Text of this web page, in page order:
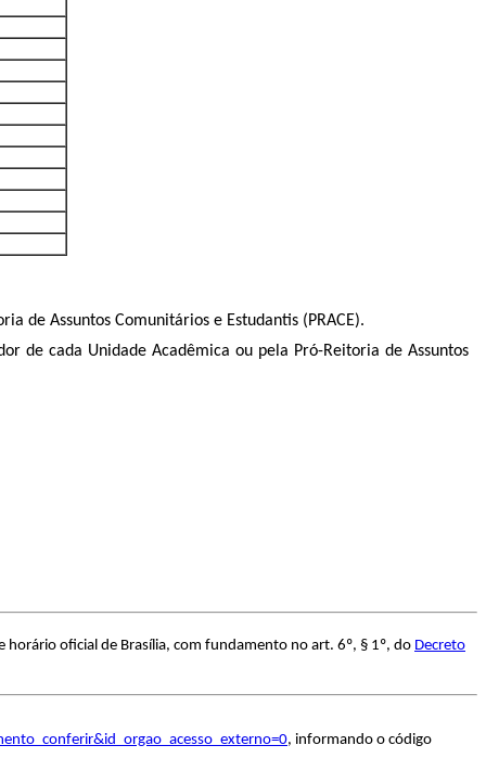
de Assuntos Comunitários e Estudantis (PRACE).
de cada Unidade Acadêmica ou pela Pró-Reitoria de Assuntos
oficial de Brasília, com fundamento no art. 6º, § 1º, do Decreto
, informando o código